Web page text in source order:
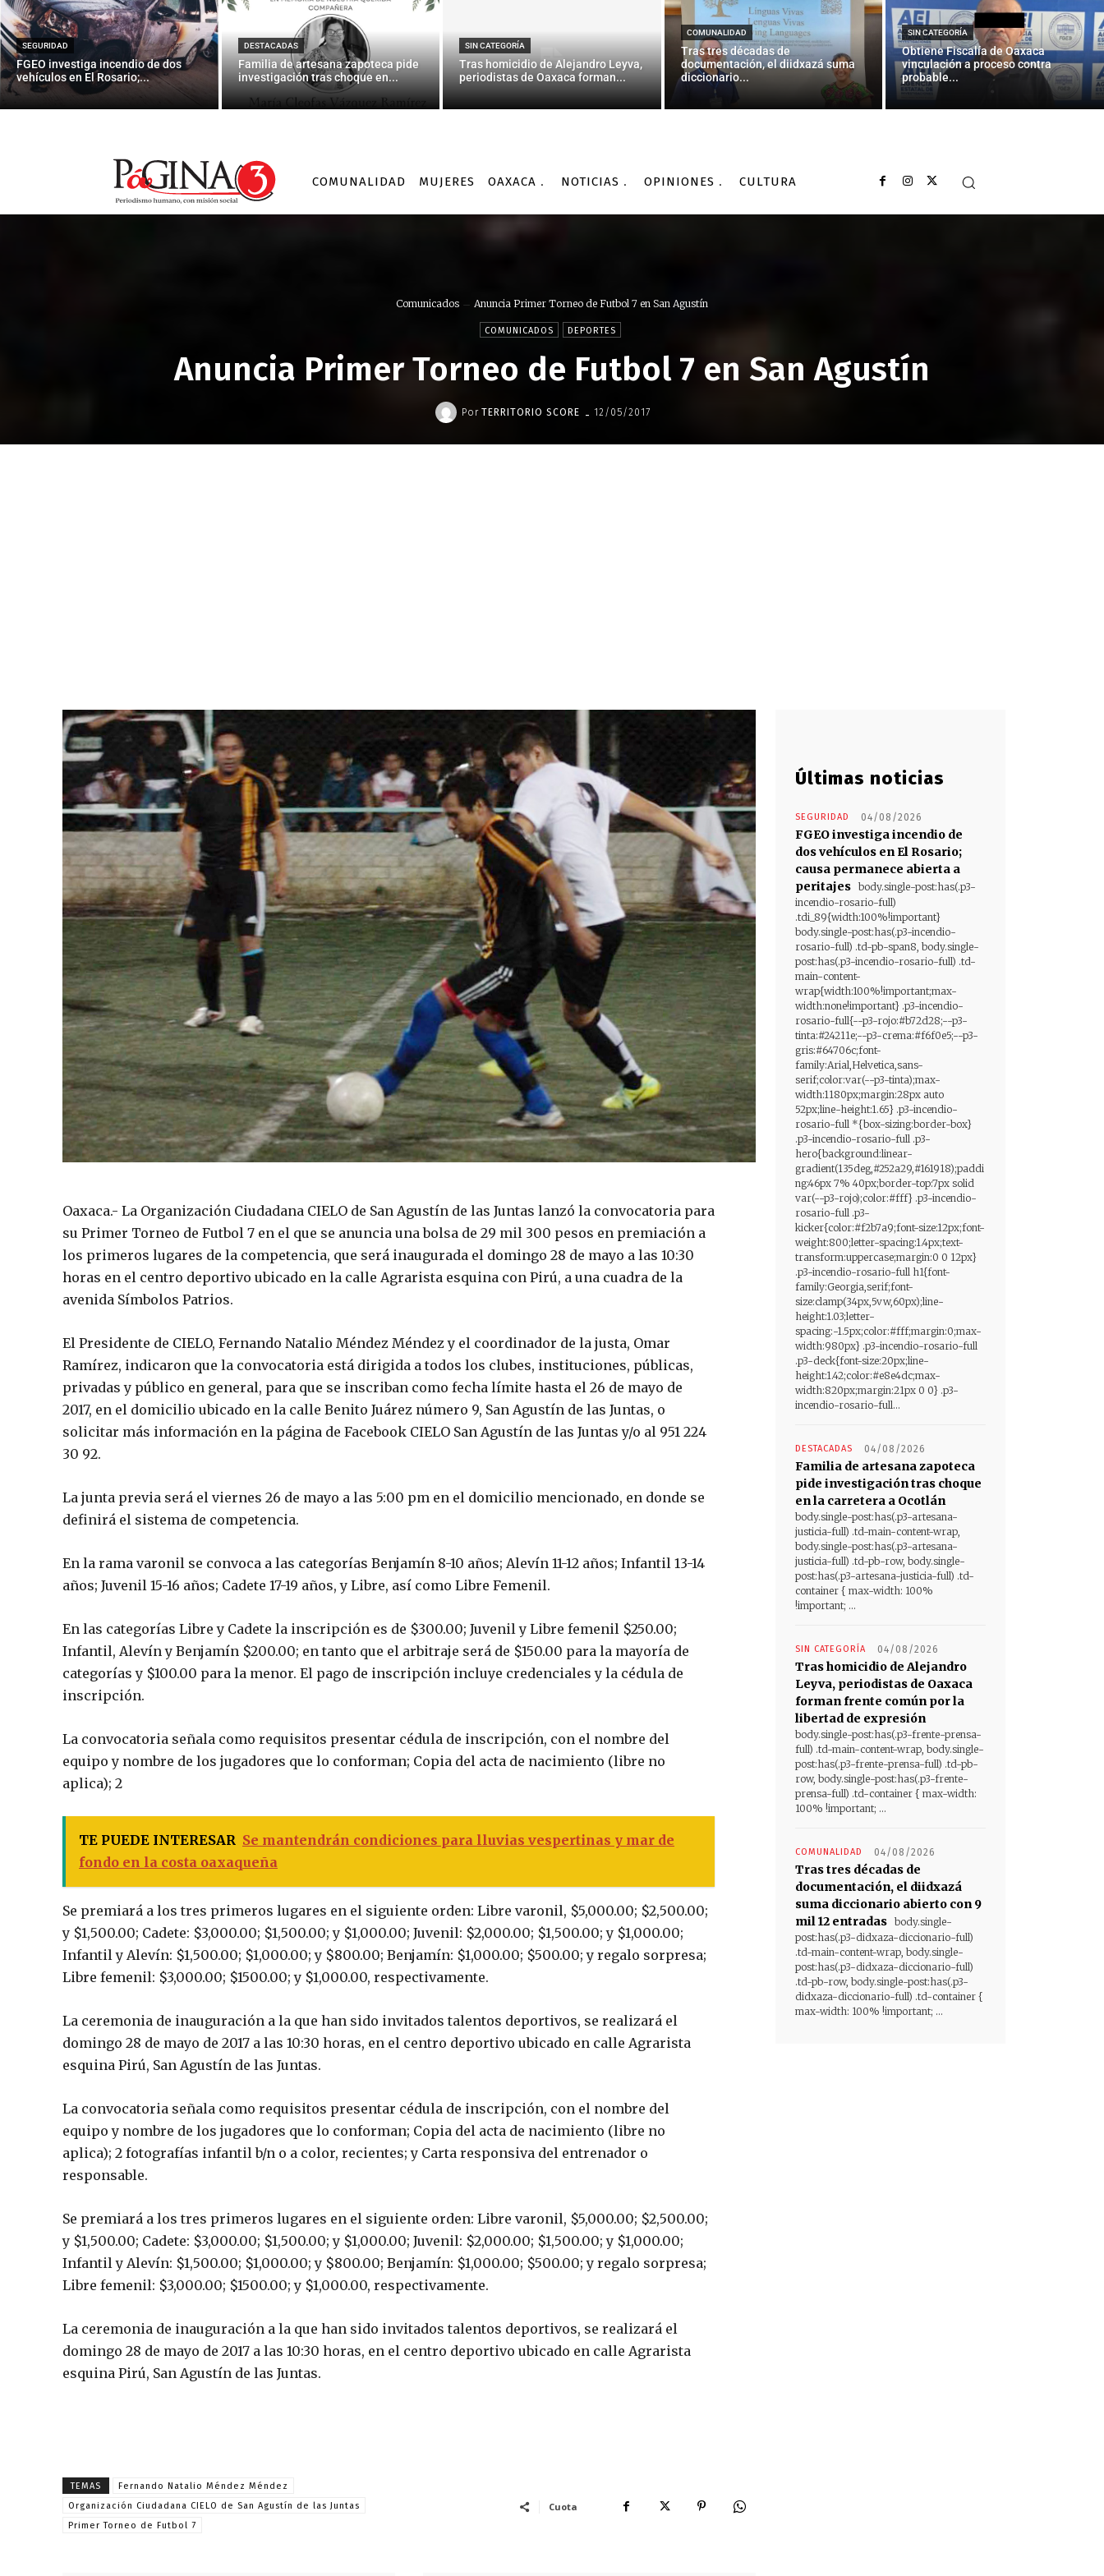
SEGURIDAD
FGEO investiga incendio de dos
vehículos en El Rosario;...
DESTACADAS
Familia de artesana zapoteca pide
investigación tras choque en...
SIN CATEGORÍA
Tras homicidio de Alejandro Leyva,
periodistas de Oaxaca forman...
COMUNALIDAD
Tras tres décadas de
documentación, el diidxazá suma
diccionario...
SIN CATEGORÍA
Obtiene Fiscalía de Oaxaca
vinculación a proceso contra
probable...
COMUNALIDAD MUJERES OAXACA NOTICIAS OPINIONES CULTURA
Comunicados Anuncia Primer Torneo de Futbol 7 en San Agustín
COMUNICADOS DEPORTES
Anuncia Primer Torneo de Futbol 7 en San Agustín
Por TERRITORIO SCORE - 12/05/2017
Oaxaca.- La Organización Ciudadana CIELO de San Agustín de las Juntas lanzó la convocatoria para
su Primer Torneo de Futbol 7 en el que se anuncia una bolsa de 29 mil 300 pesos en premiación a
los primeros lugares de la competencia, que será inaugurada el domingo 28 de mayo a las 10:30
horas en el centro deportivo ubicado en la calle Agrarista esquina con Pirú, a una cuadra de la
avenida Símbolos Patrios.
El Presidente de CIELO, Fernando Natalio Méndez Méndez y el coordinador de la justa, Omar
Ramírez, indicaron que la convocatoria está dirigida a todos los clubes, instituciones, públicas,
privadas y público en general, para que se inscriban como fecha límite hasta el 26 de mayo de
2017, en el domicilio ubicado en la calle Benito Juárez número 9, San Agustín de las Juntas, o
solicitar más información en la página de Facebook CIELO San Agustín de las Juntas y/o al 951 224
30 92.
La junta previa será el viernes 26 de mayo a las 5:00 pm en el domicilio mencionado, en donde se
definirá el sistema de competencia.
En la rama varonil se convoca a las categorías Benjamín 8-10 años; Alevín 11-12 años; Infantil 13-14
años; Juvenil 15-16 años; Cadete 17-19 años, y Libre, así como Libre Femenil.
En las categorías Libre y Cadete la inscripción es de $300.00; Juvenil y Libre femenil $250.00;
Infantil, Alevín y Benjamín $200.00; en tanto que el arbitraje será de $150.00 para la mayoría de
categorías y $100.00 para la menor. El pago de inscripción incluye credenciales y la cédula de
inscripción.
La convocatoria señala como requisitos presentar cédula de inscripción, con el nombre del
equipo y nombre de los jugadores que lo conforman; Copia del acta de nacimiento (libre no
aplica); 2
TE PUEDE INTERESAR Se mantendrán condiciones para lluvias vespertinas y mar de
fondo en la costa oaxaqueña
Se premiará a los tres primeros lugares en el siguiente orden: Libre varonil, $5,000.00; $2,500.00;
y $1,500.00; Cadete: $3,000.00; $1,500.00; y $1,000.00; Juvenil: $2,000.00; $1,500.00; y $1,000.00;
Infantil y Alevín: $1,500.00; $1,000.00; y $800.00; Benjamín: $1,000.00; $500.00; y regalo sorpresa;
Libre femenil: $3,000.00; $1500.00; y $1,000.00, respectivamente.
La ceremonia de inauguración a la que han sido invitados talentos deportivos, se realizará el
domingo 28 de mayo de 2017 a las 10:30 horas, en el centro deportivo ubicado en calle Agrarista
esquina Pirú, San Agustín de las Juntas.
La convocatoria señala como requisitos presentar cédula de inscripción, con el nombre del
equipo y nombre de los jugadores que lo conforman; Copia del acta de nacimiento (libre no
aplica); 2 fotografías infantil b/n o a color, recientes; y Carta responsiva del entrenador o
responsable.
Se premiará a los tres primeros lugares en el siguiente orden: Libre varonil, $5,000.00; $2,500.00;
y $1,500.00; Cadete: $3,000.00; $1,500.00; y $1,000.00; Juvenil: $2,000.00; $1,500.00; y $1,000.00;
Infantil y Alevín: $1,500.00; $1,000.00; y $800.00; Benjamín: $1,000.00; $500.00; y regalo sorpresa;
Libre femenil: $3,000.00; $1500.00; y $1,000.00, respectivamente.
La ceremonia de inauguración a la que han sido invitados talentos deportivos, se realizará el
domingo 28 de mayo de 2017 a las 10:30 horas, en el centro deportivo ubicado en calle Agrarista
esquina Pirú, San Agustín de las Juntas.
TEMAS
Fernando Natalio Méndez Méndez
Organización Ciudadana CIELO de San Agustín de las Juntas
Primer Torneo de Futbol 7
Cuota
Últimas noticias
SEGURIDAD 04/08/2026
FGEO investiga incendio de
dos vehículos en El Rosario;
causa permanece abierta a
peritajes body.single-post:has(.p3-
incendio-rosario-full)
.tdi_89{width:100%!important}
body.single-post:has(.p3-incendio-
rosario-full) .td-pb-span8, body.single-
post:has(.p3-incendio-rosario-full) .td-
main-content-
wrap{width:100%!important;max-
width:none!important} .p3-incendio-
rosario-full{--p3-rojo:#b72d28;--p3-
tinta:#24211e;--p3-crema:#f6f0e5;--p3-
gris:#64706c;font-
family:Arial,Helvetica,sans-
serif;color:var(--p3-tinta);max-
width:1180px;margin:28px auto
52px;line-height:1.65} .p3-incendio-
rosario-full *{box-sizing:border-box}
.p3-incendio-rosario-full .p3-
hero{background:linear-
gradient(135deg,#252a29,#161918);paddi
ng:46px 7% 40px;border-top:7px solid
var(--p3-rojo);color:#fff} .p3-incendio-
rosario-full .p3-
kicker{color:#f2b7a9;font-size:12px;font-
weight:800;letter-spacing:1.4px;text-
transform:uppercase;margin:0 0 12px}
.p3-incendio-rosario-full h1{font-
family:Georgia,serif;font-
size:clamp(34px,5vw,60px);line-
height:1.03;letter-
spacing:-1.5px;color:#fff;margin:0;max-
width:980px} .p3-incendio-rosario-full
.p3-deck{font-size:20px;line-
height:1.42;color:#e8e4dc;max-
width:820px;margin:21px 0 0} .p3-
incendio-rosario-full...
DESTACADAS 04/08/2026
Familia de artesana zapoteca
pide investigación tras choque
en la carretera a Ocotlán
body.single-post:has(.p3-artesana-
justicia-full) .td-main-content-wrap,
body.single-post:has(.p3-artesana-
justicia-full) .td-pb-row, body.single-
post:has(.p3-artesana-justicia-full) .td-
container { max-width: 100%
!important; ...
SIN CATEGORÍA 04/08/2026
Tras homicidio de Alejandro
Leyva, periodistas de Oaxaca
forman frente común por la
libertad de expresión
body.single-post:has(.p3-frente-prensa-
full) .td-main-content-wrap, body.single-
post:has(.p3-frente-prensa-full) .td-pb-
row, body.single-post:has(.p3-frente-
prensa-full) .td-container { max-width:
100% !important; ...
COMUNALIDAD 04/08/2026
Tras tres décadas de
documentación, el diidxazá
suma diccionario abierto con 9
mil 12 entradas body.single-
post:has(.p3-didxaza-diccionario-full)
.td-main-content-wrap, body.single-
post:has(.p3-didxaza-diccionario-full)
.td-pb-row, body.single-post:has(.p3-
didxaza-diccionario-full) .td-container {
max-width: 100% !important; ...